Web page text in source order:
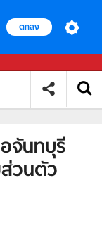
ตกลง
จันทบุรี
วนตัว